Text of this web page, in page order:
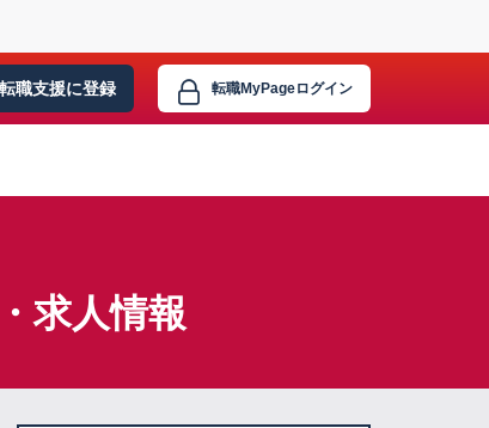
職支援に登録 転職MyPageログイン
求人情報